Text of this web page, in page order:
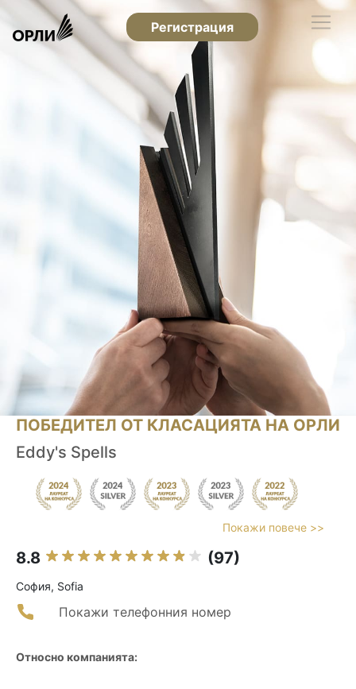
Регистрация
ПОБЕДИТЕЛ ОТ КЛАСАЦИЯТА НА ОРЛИ
Eddy's Spells
Покажи повече >>
8.8 (97)
София, Sofia
Покажи телефонния номер
Относно компанията: